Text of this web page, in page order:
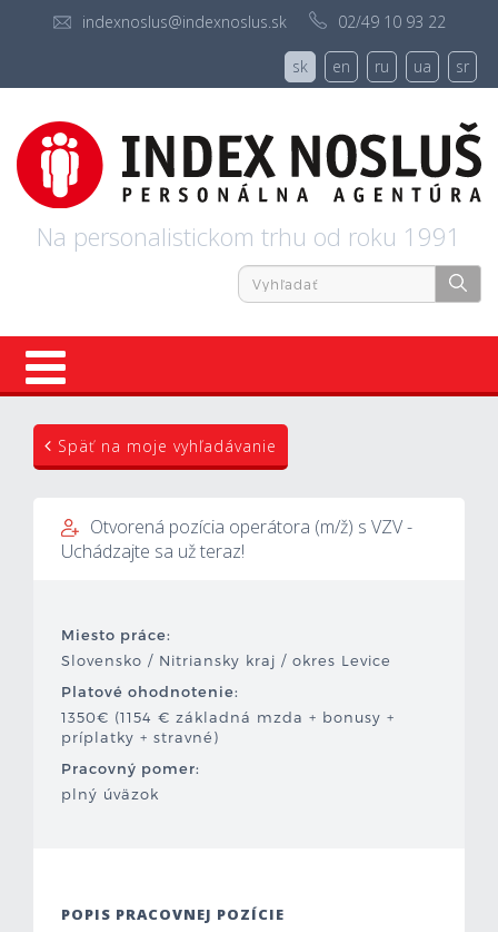
indexnoslus@indexnoslus.sk 02/49 10 93 22
sk en ru ua sr
Na personalistickom trhu od roku 1991
Úvod
Mzdová kalkulačka
Uchádzači
Zamestnávatelia
Späť na moje vyhľadávanie
Otvorená pozícia operátora (m/ž) s VZV -
Uchádzajte sa už teraz!
Miesto práce:
Slovensko / Nitriansky kraj / okres Levice
Platové ohodnotenie:
1350€ (1154 € základná mzda + bonusy +
príplatky + stravné)
Pracovný pomer:
plný úväzok
POPIS PRACOVNEJ POZÍCIE